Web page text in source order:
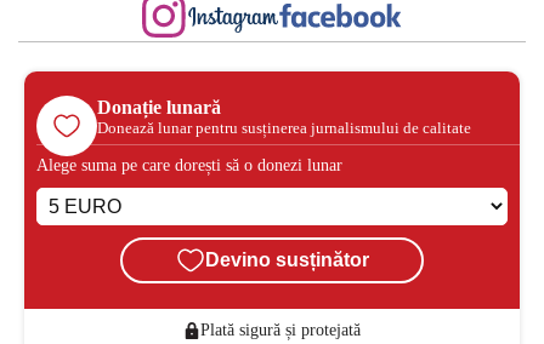
Donație lunară
Donează lunar pentru susținerea jurnalismului de calitate
Alege suma pe care dorești să o donezi lunar
Devino susținător
Plată sigură și protejată